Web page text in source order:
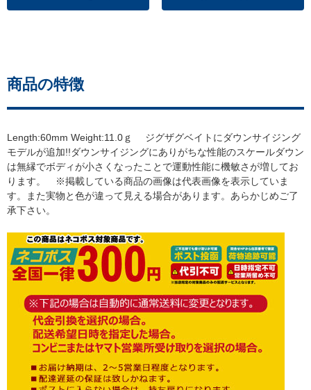
商品の特徴
Length:60mm Weight:11.0ｇ ジグザグベイトにダウンサイジング
モデルが追加!!ダウンサイジングにありがちな性能のスケールダウン
は無縁でボディが小さくなったことで運動性能に機敏さが増してお
ります。 ※掲載している商品の画像は代表画像を表示していま
す。また実物と色が違って見える場合があります。あらかじめご了
承下さい。